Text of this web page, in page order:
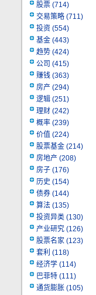
股票 (714)
交易策略 (711)
投资 (554)
基金 (443)
趋势 (424)
公司 (415)
赚钱 (363)
房产 (294)
逻辑 (251)
理财 (242)
概率 (239)
价值 (224)
股票基金 (214)
房地产 (208)
房子 (176)
历史 (154)
债券 (144)
算法 (135)
投资异类 (130)
产业研究 (126)
股票名家 (123)
套利 (118)
经济学 (114)
巴菲特 (111)
通货膨胀 (105)